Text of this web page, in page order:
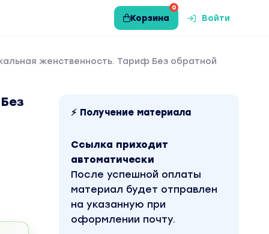
0
Корзина Войти
женственность. Тариф Без обратной
⚡ Получение материала
Ссылка приходит
автоматически
После успешной оплаты
материал будет отправлен
на указанную при
оформлении почту.